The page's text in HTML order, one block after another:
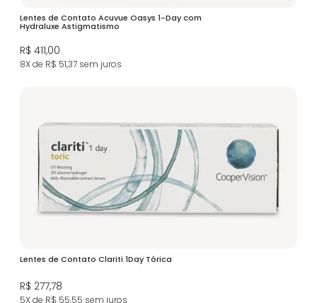
Lentes de Contato Acuvue Oasys 1-Day com
Hydraluxe Astigmatismo
R$ 411,00
8X de R$ 51,37 sem juros
Lentes de Contato Clariti 1Day Tórica
R$ 277,78
5X de R$ 55,55 sem juros